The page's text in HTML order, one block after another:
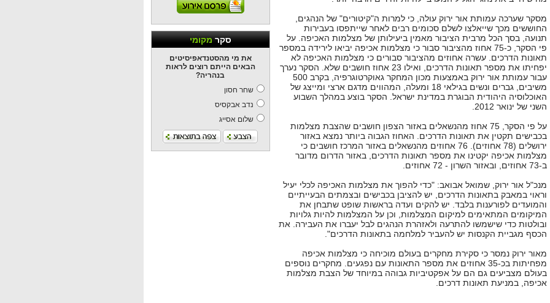
סקרמקומי
את מי מהסטנדאפיסיטים
הבאים הייתם רוצים לראות
בנהריה?
שחר חסון
נדב אבקסיס
שלום אסייג
מסקר שערכה עמותת אור ירוק עולה, כי למרות ה"קיטורים" של הנהגים,
החוששים מכך שייאלצו לשלם סכומים רבים לאחר שייתפסו בעבירות
תנועה, בסך הכל מרבית הציבור מאמין ביעילותן של מצלמות האכיפה. על
פי הסקר, כ-75 אחוז מהציבור סבור כי מצלמות אכיפה יביאו לירידה במספר
תאונות הדרכים. עשרה אחוזים מהציבור סבורים כי מצלמות האכיפה לא
יפחיתו את מספר תאונות הדרכים, ואילו 23 אחוז חושבים שלא. הסקר נערך
עבור עמותת אור ירוק באמצעות מכון המחקר גאוקרטוגרפיה, בקרב 500
משיבים, גברים ונשים בגילאי 18 ומעלה, המהווים מדגם ארצי ומייצג של
האוכלוסיה היהודית הבוגרת במדינת ישראל. הסקר בוצע במהלך השבוע
השני של ינואר 2012.
על פי הסקר, 75 אחוז מהנשאלים באזור הצפון חושבים שהצבת מצלמות
בכבישים תקטין את תאונות הדרכים. האחוז הגבוה ביותר נמצא באזור
ירושלים (78 אחוזים). 76 אחוזים מהנשאלים באזור המרכז חושבים כי
מצלמות אכיפה יקטינו את מספר תאונות הדרכים, באזור הדרום מדובר
ב-73 אחוזים, ובאזור השרון - 72 אחוזים.
מנכ"ל אור ירוק, שמואל אבואב: "כדי להפוך את מצלמות האכיפה לכלי יעיל
וראוי במאבק בתאונות הדרכים, יש להציבן בכבישים ובצמתים הבעייתיים
והמועדים לפורענות בלבד. יש להקים ועדה בראשות שופט שתבחן את
המיקומים המתאימים למיקום המצלמות, וכן על המצלמות להיות גלויות
ובולטות כדי שישמשו להתרעה ולאזהרת הנהגים לבל יעברו את העבירה. את
הכסף מגביית הקנסות יש להעביר למלחמה בתאונות הדרכים".
מאור ירוק נמסר כי סקירת מחקרים בעולם מוכיחה כי מצלמות אכיפה
מפחיתות בכ-35 אחוזים את מספר התאונות עם נפגעים. מחקרים נוספים
בעולם מצביעים גם הם על אפקטיביות גבוהה במיוחד של הצבת מצלמות
אכיפה, במניעת תאונות דרכים.